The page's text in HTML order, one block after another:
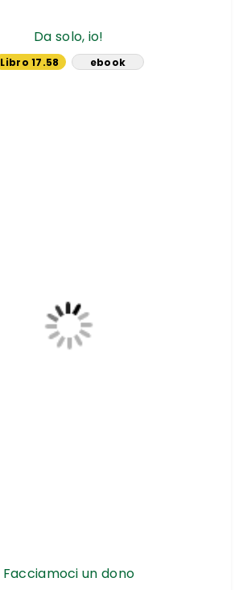
Da solo, io!
Libro 17.58
ebook
Facciamoci un dono